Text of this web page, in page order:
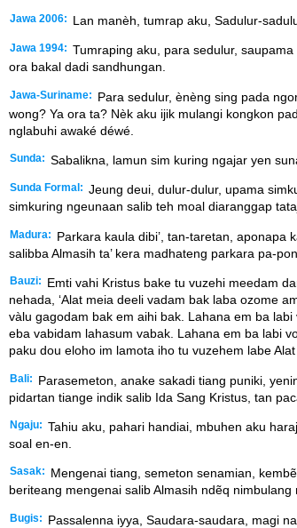
Jawa 2006: Lan manèh, tumrap aku, Sadulur-
Jawa 1994: Tumraping aku, para sedulur,
ora bakal dadi sandhungan.
Jawa-Suriname:
Para sedulur, ènèng sing pada
wong? Ya ora ta? Nèk aku ijik mulangi kongkon
nglabuhi awaké déwé.
Sunda: Sabalikna, lamun sim kuring ngajar yen
Sunda Formal: Jeung deui, dulur-dulur, upama
simkuring ngeunaan salib teh moal diaranggap
Madura:
Parkara kaula dibi’, tan-taretan, aponapa
salibba Almasih ta’ kera madhateng parkara pa-
Bauzi:
Emti vahi Kristus bake tu vuzehi meedam
nehada, ‘Alat meia deeli vadam bak laba ozome
vàlu gagodam bak em aihi bak. Lahana em ba
eba vabidam lahasum vabak. Lahana em ba labi
paku dou eloho im lamota iho tu vuzehem labe
Bali:
Parasemeton, anake sakadi tiang puniki,
pidartan tiange indik salib Ida Sang Kristus, tan
Ngaju: Tahiu aku, pahari handiai, mbuhen aku
soal en-en.
Sasak:
Mengenai tiang, semeton senamian,
beriteang mengenai salib Almasih ndẽq nimbulang
Bugis:
Passalenna iyya, Saudara-saudara, magi